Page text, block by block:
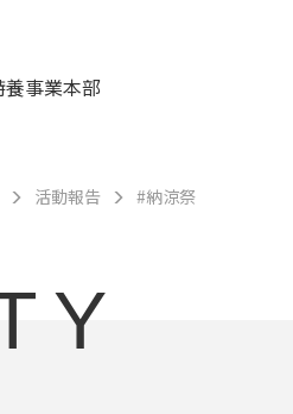
養事業本部
活動報告 #納涼祭